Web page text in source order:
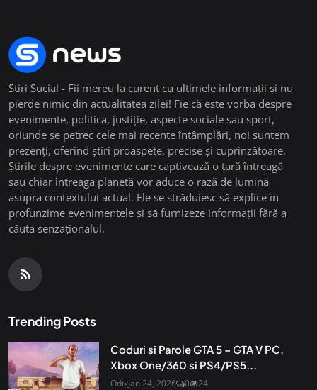
Stiri Sucial - Fii mereu la curent cu ultimele informații și nu
pierde nimic din actualitatea zilei! Fie că este vorba despre
evenimente, politica, justiție, aspecte sociale sau sport,
oriunde se petrec cele mai recente întâmplări, noi suntem
prezenți, oferind știri proaspete, precise și cuprinzătoare.
Știrile despre evenimente care captivează o țară întreagă
sau chiar întreaga planetă vor aduce o rază de lumină
asupra contextului actual. Ele se străduiesc să explice în
profunzime evenimentele și să furnizeze informații fără a
căuta senzaționalul.
Trending Posts
Coduri si Parole GTA 5 – GTA V PC,
Xbox One/360 si PS4/PS5...
OdixJan 24, 2026 0 24